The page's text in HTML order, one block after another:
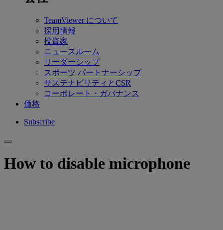
TeamViewer について
採用情報
投資家
ニュースルーム
リーダーシップ
スポーツ パートナーシップ
サステナビリティとCSR
コーポレート・ガバナンス
価格
Subscribe
How to disable microphone